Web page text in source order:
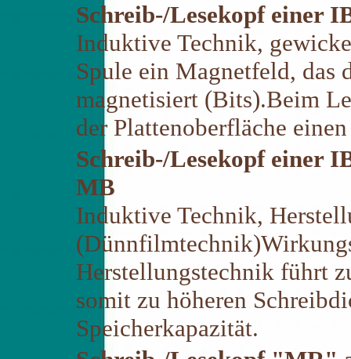
Schreib-/Lesekopf einer
Induktive Technik,
Spule ein Magnetfeld, das
magnetisiert (Bits).Beim
der Plattenoberfläche
Schreib-/Lesekopf einer
MB
Induktive Technik,
Herstellungstechnik führt
somit zu höheren
Speicherkapazität.